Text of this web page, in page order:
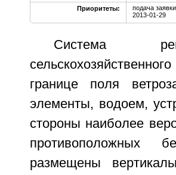
Приоритеты:
подача
2013-01-29
Система
границе поля
элементы, водоем,
стороны наиболее
противоположных
размещены